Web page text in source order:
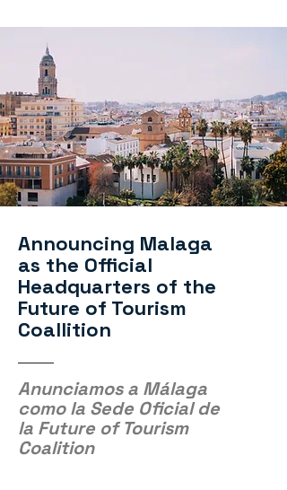
Announcing Malaga
as the Official
Headquarters of the
Future of Tourism
Coallition
Anunciamos a Málaga
como la Sede Oficial de
la Future of Tourism
Coalition